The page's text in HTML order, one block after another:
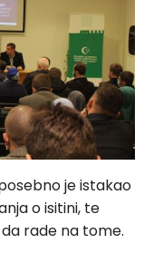
je istakao
o isitini, te
rade na tome.